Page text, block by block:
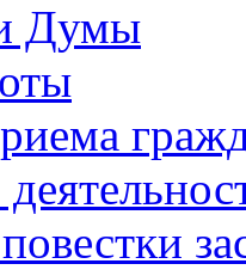
Думы